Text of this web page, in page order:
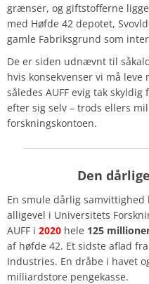
grænser, og giftstofferne
med Høfde 42 depotet,
gamle Fabriksgrund som
De er siden udnævnt til
hvis konsekvenser vi må
således AUFF evig tak skyldig
efter sig selv – trods ellers
forskningskontoen.
Den
En smule dårlig
alligevel i Universitets
AUFF i 2020 hele 125
af høfde 42. Et sidste aflad
Industries. En dråbe i havet
milliardstore pengekasse.